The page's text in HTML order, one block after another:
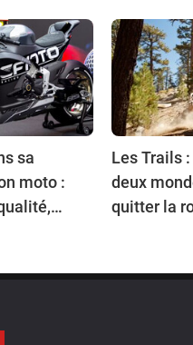
sa
moto :
Les Trails
deux
quitter la